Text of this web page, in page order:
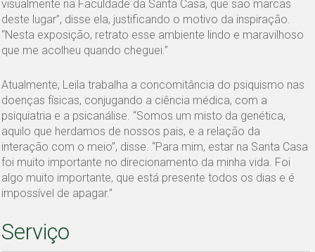
visualmente na Faculdade da Santa Casa, que são marcas
deste lugar”, disse ela, justificando o motivo da inspiração.
“Nesta exposição, retrato esse ambiente lindo e maravilhoso
que me acolheu quando cheguei.”
Atualmente, Leila trabalha a concomitância do psiquismo nas
doenças físicas, conjugando a ciência médica, com a
psiquiatria e a psicanálise. “Somos um misto da genética,
aquilo que herdamos de nossos pais, e a relação da
interação com o meio”, disse. “Para mim, estar na Santa Casa
foi muito importante no direcionamento da minha vida. Foi
algo muito importante, que está presente todos os dias e é
impossível de apagar.”
Serviço